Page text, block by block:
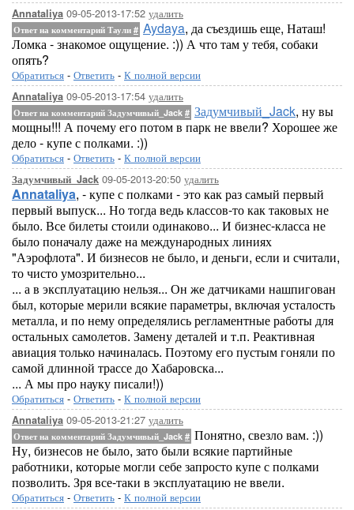
Annataliya 09-05-2013-17:52 удалить
Ответ на комментарий Таули # Aydaya, да съездишь еще, Наташ!
Ломка - знакомое ощущение. :)) А что там у тебя, собаки
опять?
Обратиться - Ответить - К полной версии
Annataliya 09-05-2013-17:54 удалить
Ответ на комментарий Задумчивый_Jack # Задумчивый_Jack, ну вы
мощны!!! А почему его потом в парк не ввели? Хорошее же
дело - купе с полками. :))
Обратиться - Ответить - К полной версии
Задумчивый_Jack 09-05-2013-20:50 удалить
Annataliya, - купе с полками - это как раз самый первый
первый выпуск... Но тогда ведь классов-то как таковых не
было. Все билеты стоили одинаково... И бизнес-класса не
было поначалу даже на международных линиях
"Аэрофлота". И бизнесов не было, и деньги, если и считали,
то чисто умозрительно...
... а в эксплуатацию нельзя... Он же датчиками нашпигован
был, которые мерили всякие параметры, включая усталость
металла, и по нему определялись регламентные работы для
остальных самолетов. Замену деталей и т.п. Реактивная
авиация только начиналась. Поэтому его пустым гоняли по
самой длинной трассе до Хабаровска...
... А мы про науку писали!))
Обратиться - Ответить - К полной версии
Annataliya 09-05-2013-21:27 удалить
Ответ на комментарий Задумчивый_Jack # Понятно, свезло вам. :))
Ну, бизнесов не было, зато были всякие партийные
работники, которые могли себе запросто купе с полками
позволить. Зря все-таки в эксплуатацию не ввели.
Обратиться - Ответить - К полной версии